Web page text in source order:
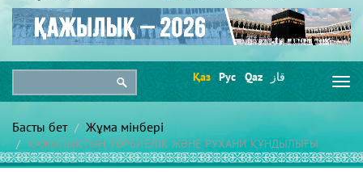
Қаз Рус Qaz قاز
Басты бет Жұма мінбері
ҚАЖЫЛЫҚТЫҢ ТӘРБИЕЛІК ЖӘНЕ РУХАНИ ҚҰНДЫЛЫҒЫ